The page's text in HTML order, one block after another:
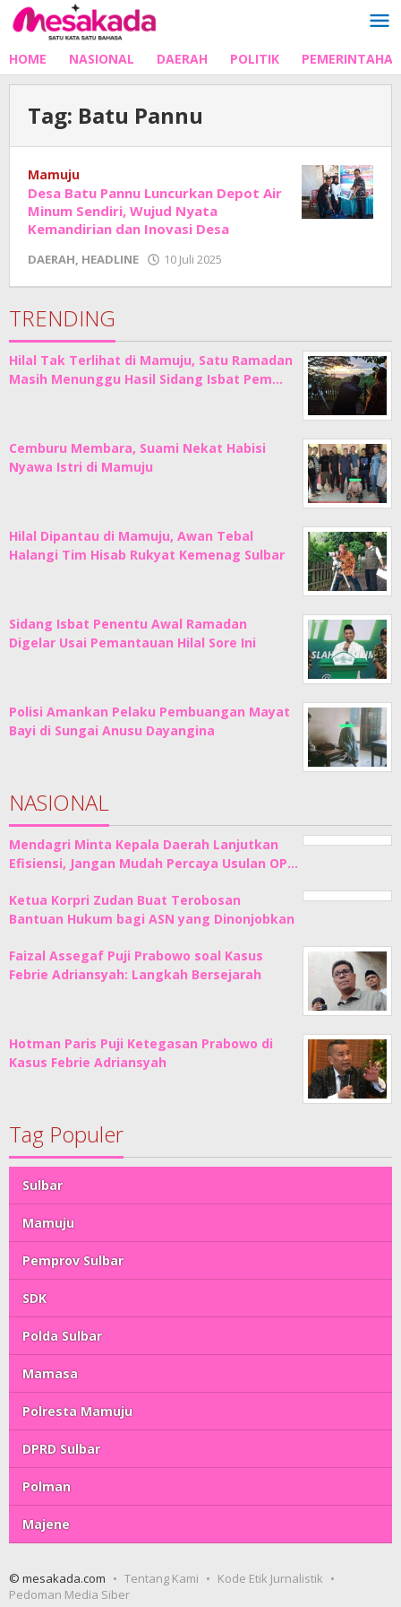
Lewati
ke
HOME NASIONAL DAERAH POLITIK
Tag: Batu Pannu
Mamuju
Desa Batu Pannu Luncurkan Depot Air
Minum Sendiri, Wujud Nyata
Kemandirian dan Inovasi Desa
DAERAH, HEADLINE 10 Juli 2025
Junaedi
TRENDING
Hilal Tak Terlihat di Mamuju, Satu Ramadan
Masih Menunggu Hasil Sidang Isbat Pem…
Cemburu Membara, Suami Nekat Habisi
Nyawa Istri di Mamuju
Hilal Dipantau di Mamuju, Awan Tebal
Halangi Tim Hisab Rukyat Kemenag Sulbar
Sidang Isbat Penentu Awal Ramadan
Digelar Usai Pemantauan Hilal Sore Ini
Polisi Amankan Pelaku Pembuangan Mayat
Bayi di Sungai Anusu Dayangina
NASIONAL
Mendagri Minta Kepala Daerah Lanjutkan
Efisiensi, Jangan Mudah Percaya Usulan OP…
Ketua Korpri Zudan Buat Terobosan
Bantuan Hukum bagi ASN yang Dinonjobkan
Faizal Assegaf Puji Prabowo soal Kasus
Febrie Adriansyah: Langkah Bersejarah
Hotman Paris Puji Ketegasan Prabowo di
Kasus Febrie Adriansyah
Tag Populer
Sulbar
Mamuju
Pemprov Sulbar
SDK
Polda Sulbar
Mamasa
Polresta Mamuju
DPRD Sulbar
Polman
Majene
© mesakada.com Tentang Kami
Kode Etik Jurnalistik
Pedoman Media Siber